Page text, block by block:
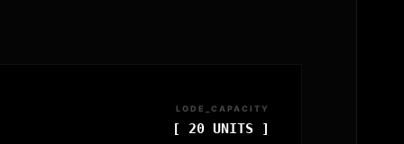
LODE_CAPACITY
[ 20 UNITS ]